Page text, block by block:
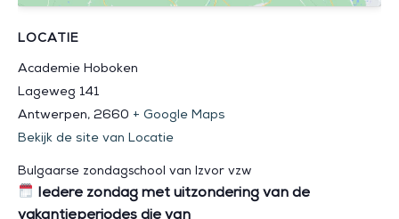
LOCATIE
Academie Hoboken
Lageweg 141
Antwerpen, 2660 + Google Maps
Bekijk de site van Locatie
Bulgaarse zondagschool van Izvor vzw
Iedere zondag met uitzondering van de